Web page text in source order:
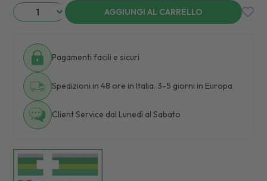
AGGIUNGI AL CARRELLO
Pagamenti facili e sicuri
Spedizioni in 48 ore in Italia. 3-5 giorni in Europa
Client Service dal Lunedì al Sabato